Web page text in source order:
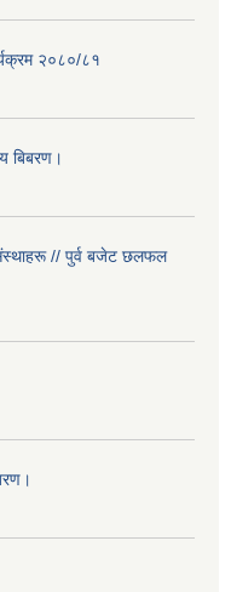
२०८०/८१
बिबरण।
// पुर्व बजेट छलफल